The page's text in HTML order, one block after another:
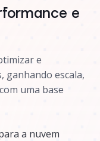
e
e
ganhando escala,
uma base
a nuvem